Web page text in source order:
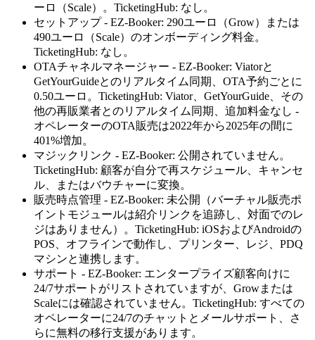
ーロ（Scale）。TicketingHub: なし。
セットアップ - EZ-Booker: 290ユーロ（Grow）または
490ユーロ（Scale）のオンボーディング料金。
TicketingHub: なし。
OTAチャネルマネージャー - EZ-Booker: Viatorと
GetYourGuideとのリアルタイム同期、OTA予約ごとに
0.50ユーロ。TicketingHub: Viator、GetYourGuide、その
他の再販業者とのリアルタイム同期、追加料金なし -
オペレーターのOTA販売は2022年から2025年の間に
401%増加。
マジックリンク - EZ-Booker: 公開されていません。
TicketingHub: 顧客が自分で再スケジュール、キャンセ
ル、またはバウチャーに変換。
販売時点管理 - EZ-Booker: 未公開（バーチャル販売ポ
イントモジュールは紹介リンクを追跡し、対面でのレ
ジはありません）。TicketingHub: iOSおよびAndroidの
POS、オフラインで動作し、プリンター、レジ、PDQ
マシンと連携します。
サポート - EZ-Booker: エンタープライズ顧客向けに
24/7サポートがリストされていますが、Growまたは
Scaleには確認されていません。TicketingHub: すべての
オペレーターに24/7のチャットとメールサポート、さ
らに無料の移行支援があります。